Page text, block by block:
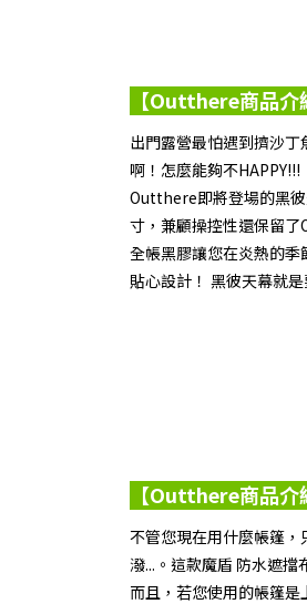
【Outthere商品
出門露營最怕遇到擠沙
啊！怎麼能夠不HAPPY!!!
Outthere即將登場的黑彼
寸，兼顧操控性還保留
全帳黑膠讓您在炎熱的季
貼心設計！ 黑彼天幕就是
【Outthere商品
不管您現在用什麼帳篷
潑...。這款魔盾 防水遮擋
而且，若您使用的帳篷是